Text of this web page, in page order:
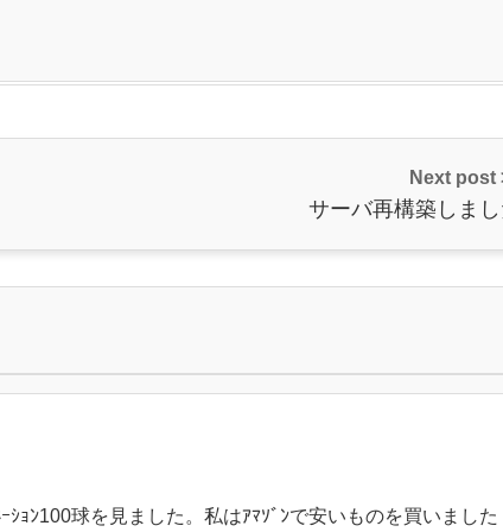
Next post
サーバ再構築しま
ｮﾝ100球を見ました。私はｱﾏｿﾞﾝで安いものを買いました